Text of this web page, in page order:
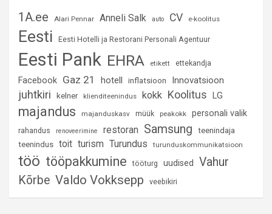
1A.ee
Alari Pennar Anneli Salk auto CV e-koolitus
Eesti Eesti Hotelli ja Restorani Personali Agentuur
Eesti Pank EHRA etikett ettekandja
Facebook Gaz 21 hotell inflatsioon Innovatsioon
juhtkiri kelner klienditeenindus kokk Koolitus LG
majandus majanduskasv müük peakokk personali valik
rahandus renoveerimine restoran Samsung
teenindaja
teenindus toit turism Turundus turunduskommunikatsioon
töö tööpakkumine tööturg uudised
Vahur
Kõrbe Valdo Vokksepp veebikiri